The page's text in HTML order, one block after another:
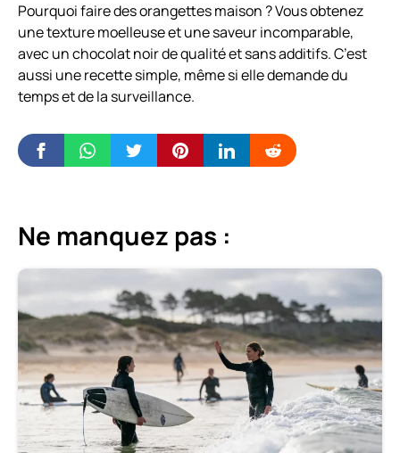
Pourquoi faire des orangettes maison ? Vous obtenez
une texture moelleuse et une saveur incomparable,
avec un chocolat noir de qualité et sans additifs. C’est
aussi une recette simple, même si elle demande du
temps et de la surveillance.
Ne manquez pas :